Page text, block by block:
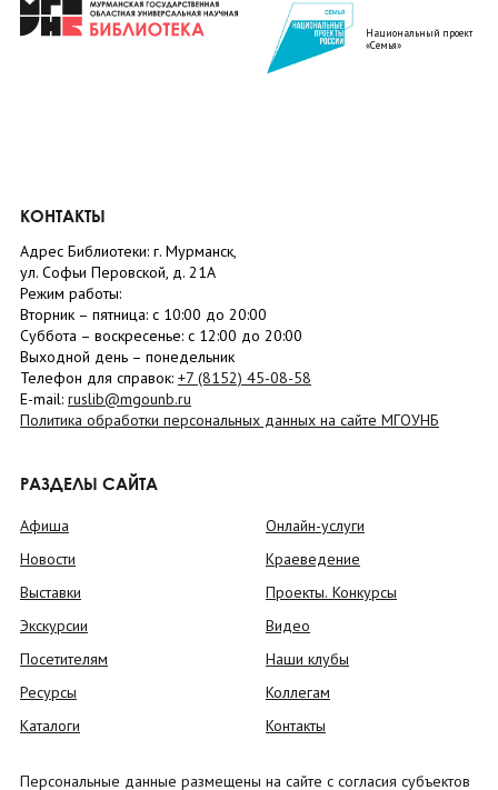
Национальный проект
«Семья»
КОНТАКТЫ
Адрес Библиотеки: г. Мурманск,
ул. Софьи Перовской, д. 21А
Режим работы:
Вторник – пятница: с 10:00 до 20:00
Суббота – воскресенье: c 12:00 до 20:00
Выходной день – понедельник
Телефон для справок: +7 (8152) 45-08-58
E-mail: ruslib@mgounb.ru
Политика обработки персональных данных на сайте МГОУНБ
РАЗДЕЛЫ САЙТА
Афиша
Новости
Выставки
Экскурсии
Посетителям
Ресурсы
Каталоги
Онлайн-услуги
Краеведение
Проекты. Конкурсы
Видео
Наши клубы
Коллегам
Контакты
Персональные данные размещены на сайте с согласия субъектов